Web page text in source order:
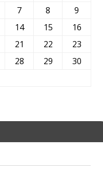
7 8
9
14 15
16
21 22
23
28 29
30